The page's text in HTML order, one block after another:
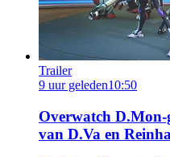
Trailer
9 uur geleden10:50
Overwatch
van D.Va en